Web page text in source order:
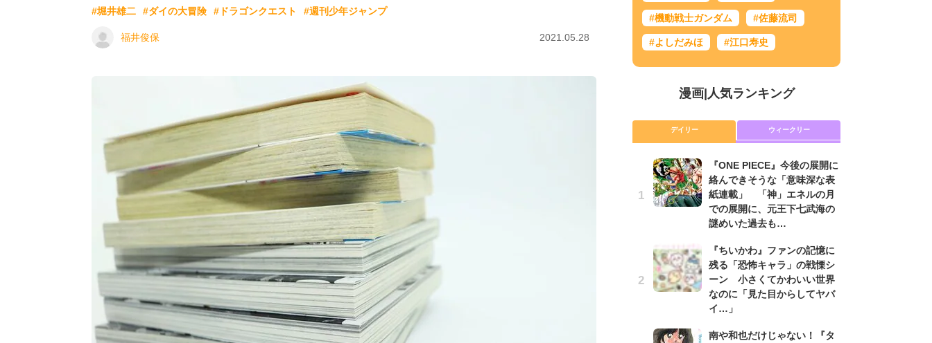
#堀井雄二 #ダイの大冒険 #ドラゴンクエスト #週刊少年ジャンプ
福井俊保 2021.05.28
#機動戦士ガンダム #佐藤流司
#よしだみほ #江口寿史
漫画| 人気ランキング
デイリー ウィークリー
『ONE PIECE』今後の展開に
絡んできそうな「意味深な表
紙連載」 「神」エネルの月
での展開に、元王下七武海の
謎めいた過去も…
『ちいかわ』ファンの記憶に
残る「恐怖キャラ」の戦慄シ
ーン 小さくてかわいい世界
なのに「見た目からしてヤバ
イ…」
南や和也だけじゃない！『タ